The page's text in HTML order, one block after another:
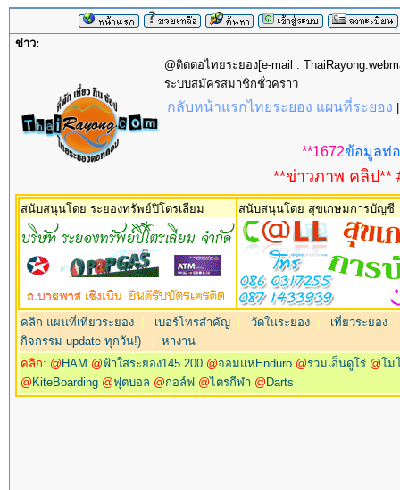
ข่าว:
@ติดต่อไทยระยอง[e-mail :
ระบบสมัครสมาชิกชั่วคราว
กลับหน้าแรกไทยระยอง แผนที่ระยอง
**1672ข้อมูลท่
**ข่าวภาพ คลิป**
สนับสนุนโดย ระยองทรัพย์ปิโตรเลียม สนับสนุนโดย สุขเกษมการบัญชี
คลิก แผนที่เที่ยวระยอง เบอร์โทรสำคัญ วัดในระยอง เที่ยวระยอง
กิจกรรม update ทุกวัน!) |หางาน
คลิก: @ HAM @ฟ้าใสระยอง145.200 @จอมแหEnduro @รวมเอ็นดูโร่ @โม
@ KiteBoarding @ฟุตบอล @กอล์ฟ @ไตรกีฬา @ Darts